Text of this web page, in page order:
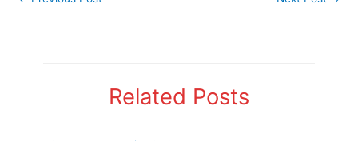
Related Posts